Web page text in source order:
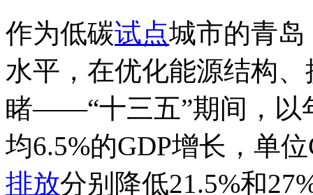
作为低碳试点城市的青岛
水平，在优化能源结构
睹——“十三五”期间，以
均6.5%的GDP增长，单
排放分别降低21.5%和